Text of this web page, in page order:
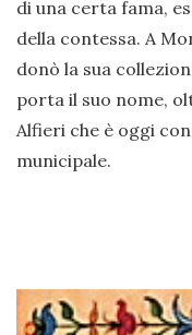
di una certa fama,
della contessa. A
donò la sua
porta il suo nome,
Alfieri che è oggi
municipale.